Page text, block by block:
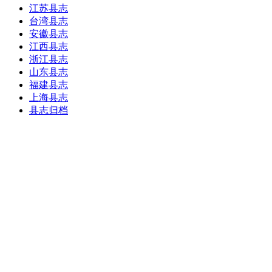
江苏县志
台湾县志
安徽县志
江西县志
浙江县志
山东县志
福建县志
上海县志
县志归档